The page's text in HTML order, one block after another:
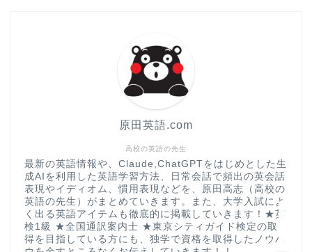
高校の英語の先生
原田英語.com
最新の英語情報や、Claude,ChatGPTをはじめとした生
成AIを利用した英語学習方法、日常会話で頻出の英会話
表現やイディオム、慣用表現などを、原田高志（高校の
英語の先生）がまとめていきます。また、大学入試によ
く出る英語アイテムも徹底的に掲載していきます！★英
検1級 ★全国通訳案内士 ★東京シティガイド検定の取
得を目指している方にも、独学で資格を取得したノウハ
大学入試英語対策講座
英語名言・格言・カッコい
い英語＆素敵な英文フレー
CONTACT